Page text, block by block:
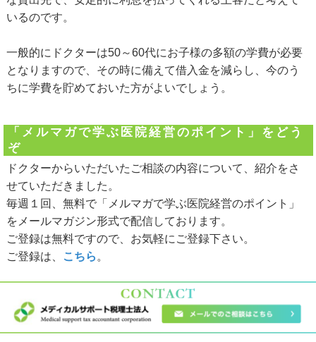
いるのです。
一般的にドクターは50～60代にお子様の多額の学費が必要
となりますので、その時に備えて借入金を減らし、今のう
ちに学費を貯めておいた方がよいでしょう。
「メルマガで学ぶ医院経営のポイント」をどう
ぞ
ドクターからいただいたご相談の内容について、紹介をさ
せていただきました。
毎週１回、無料で「メルマガで学ぶ医院経営のポイント」
をメールマガジン形式で配信しております。
ご登録は無料ですので、お気軽にご登録下さい。
ご登録は、
こちら 。